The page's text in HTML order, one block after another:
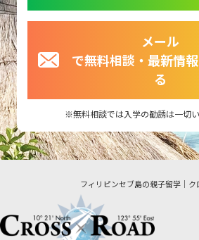
メール
で無料相談・最新情
る
無料相談では入学の勧誘は一切い
フィリピンセブ島の親子留学｜ク